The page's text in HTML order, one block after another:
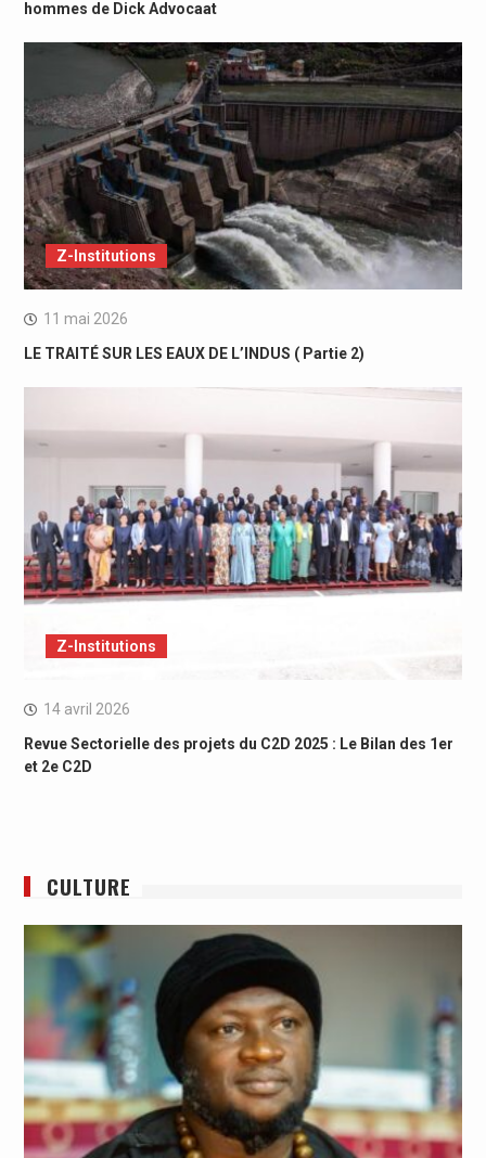
hommes de Dick Advocaat
Z-Institutions
11 mai 2026
LE TRAITÉ SUR LES EAUX DE L’INDUS ( Partie 2)
Z-Institutions
14 avril 2026
Revue Sectorielle des projets du C2D 2025 : Le Bilan des 1er
et 2e C2D
CULTURE